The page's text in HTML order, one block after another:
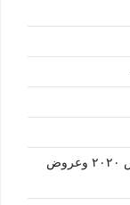
اخر اسعار ومواصفات ميكروباص تويوتا هاياس ٢٠٢٠ وعروض